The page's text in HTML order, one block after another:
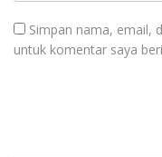
Simpan nama, email,
untuk komentar saya